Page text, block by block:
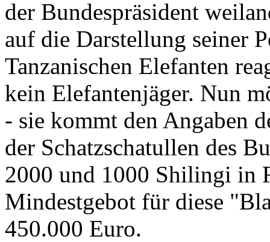
der Bundespräsident
auf die Darstellung seiner
Tanzanischen Elefanten
kein Elefantenjäger. Nun
- sie kommt den Angaben
der Schatzschatullen des
2000 und 1000 Shilingi in
Mindestgebot für diese
450.000 Euro.